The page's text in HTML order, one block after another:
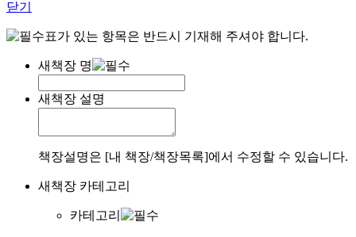
닫기
표가 있는 항목은 반드시 기재해 주셔야 합니다.
새책장 명
새책장 설명
책장설명은 [내 책장/책장목록]에서 수정할 수 있습니다.
새책장 카테고리
카테고리